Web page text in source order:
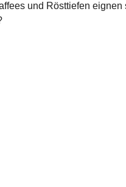
und Rösttiefen